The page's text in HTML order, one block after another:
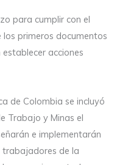
para cumplir con el
primeros documentos
acciones
de Colombia se incluyó
Trabajo y Minas el
e implementarán
de la